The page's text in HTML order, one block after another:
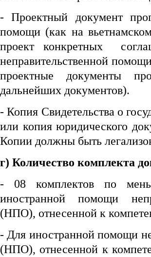
- Проектный документ
помощи (как на
проект конкретных
неправительственной
проектные документы
дальнейших документов).
- Копия Свидетельства о
или копия юридического
Копии должны быть
г) Количество комплекта
- 08 комплектов по
иностранной помощи
(НПО), отнесенной к
- Для иностранной помощи
(НПО), отнесенной к